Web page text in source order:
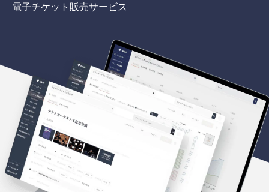
電子チケット販売サービス